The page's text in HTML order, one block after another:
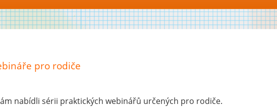
pro rodiče
nabídli sérii praktických webinářů určených pro rodiče.